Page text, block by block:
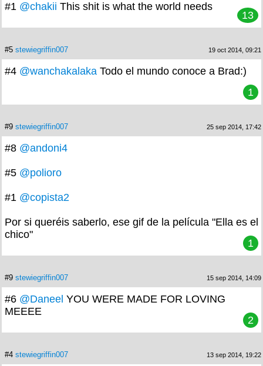
#1 @chakii This shit is what the world needs
13
#5 stewiegriffin007 19 oct 2014, 09:21
#4 @wanchakalaka Todo el mundo conoce a Brad:)
1
#9 stewiegriffin007 25 sep 2014, 17:42
#8 @andoni4
#5 @polioro
#1 @copista2
Por si queréis saberlo, ese gif de la película "Ella es el
chico"
1
#9 stewiegriffin007 15 sep 2014, 14:09
#6 @Daneel YOU WERE MADE FOR LOVING
MEEEE
2
#4 stewiegriffin007 13 sep 2014, 19:22